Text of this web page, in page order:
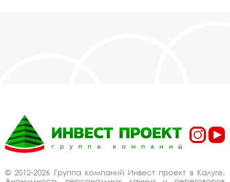
© 2012-2026 Группа компаний Инвест проект в Калуге.